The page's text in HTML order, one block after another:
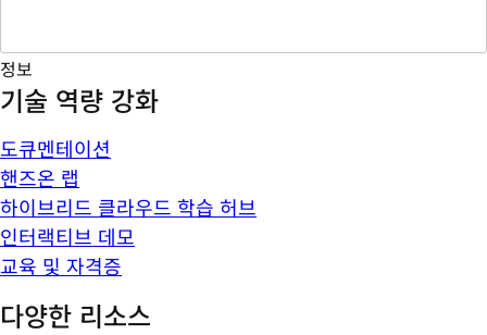
정보
기술 역량 강화
도큐멘테이션
핸즈온 랩
하이브리드 클라우드 학습 허브
인터랙티브 데모
교육 및 자격증
다양한 리소스